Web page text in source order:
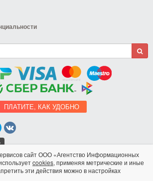
ПЛАТИТЕ, КАК УДОБНО
Разработка сайта
сайт ООО «Агентство Информационных
cookies, применяя метрические и иные
эти действия можно в настройках